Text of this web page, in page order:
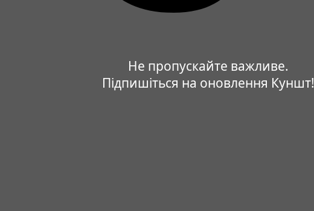
Не пропускайте важливе.
Підпишіться на оновлення Куншт!